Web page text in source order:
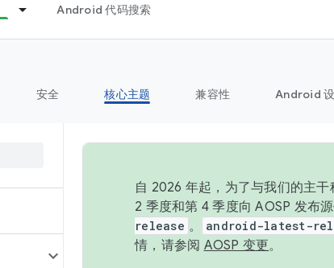
Android 代码搜索
安全 核心主题 兼容性 Android
自 2026 年起，为了与我们的主
2 季度和第 4 季度向 AOSP 发布
release 。 android-latest-
情，请参阅 AOSP 变更。